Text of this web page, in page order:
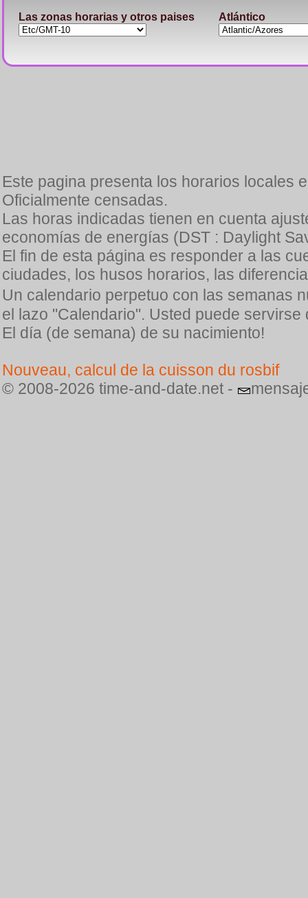
Las zonas horarias y otros paises Atlántico
Este pagina presenta los horarios locales
Oficialmente censadas.
Las horas indicadas tienen en cuenta
economías de energías (DST : Daylight
El fin de esta página es responder a las
ciudades, los husos horarios, las
Un calendario perpetuo con las semanas
el lazo "Calendario". Usted puede
El día (de semana) de su nacimiento!
Nouveau, calcul de la cuisson du rosbif
© 2008-2026 time-and-date.net -